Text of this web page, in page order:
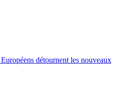
détournent les nouveaux